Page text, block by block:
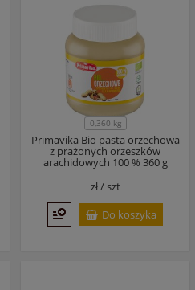
0,360 kg
Primavika Bio pasta orzechowa
z prażonych orzeszków
arachidowych 100 % 360 g
zł /szt
Do koszyka